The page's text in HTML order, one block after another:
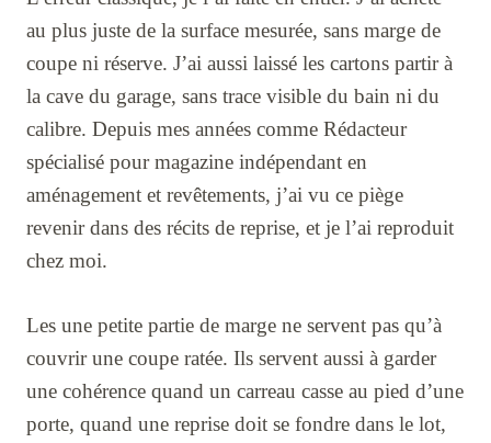
au plus juste de la surface mesurée, sans marge de
coupe ni réserve. J’ai aussi laissé les cartons partir à
la cave du garage, sans trace visible du bain ni du
calibre. Depuis mes années comme Rédacteur
spécialisé pour magazine indépendant en
aménagement et revêtements, j’ai vu ce piège
revenir dans des récits de reprise, et je l’ai reproduit
chez moi.
Les une petite partie de marge ne servent pas qu’à
couvrir une coupe ratée. Ils servent aussi à garder
une cohérence quand un carreau casse au pied d’une
porte, quand une reprise doit se fondre dans le lot,